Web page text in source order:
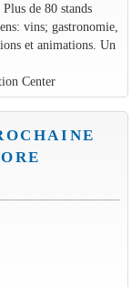
de 80 stands
vins; gastronomie,
et animations. Un
Center